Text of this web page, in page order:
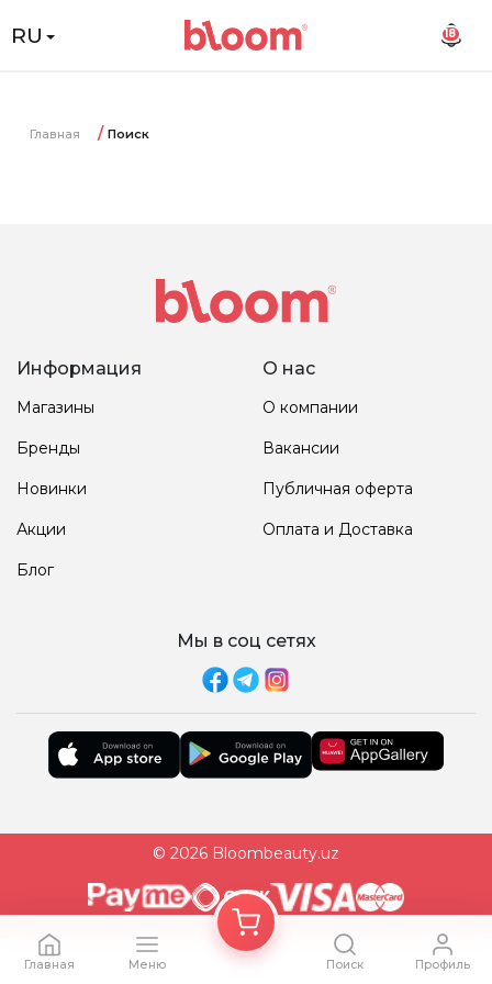
RU 18
Главная Поиск
Информация
Магазины
Бренды
Новинки
Акции
Блог
О нас
О компании
Вакансии
Публичная оферта
Оплата и Доставка
Мы в соц сетях
© 2026 Bloombeauty.uz
Главная Меню Поиск Профиль